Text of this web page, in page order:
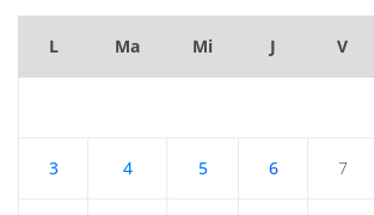
L Ma Mi J V
3 4 5 6 7